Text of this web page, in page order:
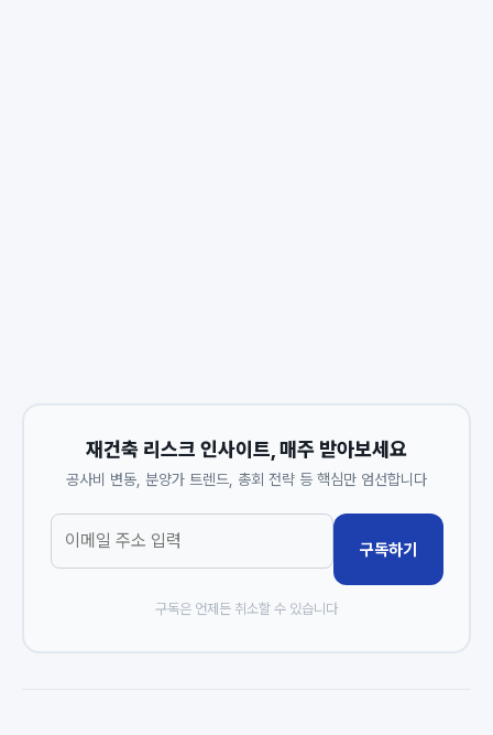
재건축 리스크 인사이트, 매주 받아보세요
공사비 변동, 분양가 트렌드, 총회 전략 등 핵심만 엄선합니다
구독하기
구독은 언제든 취소할 수 있습니다